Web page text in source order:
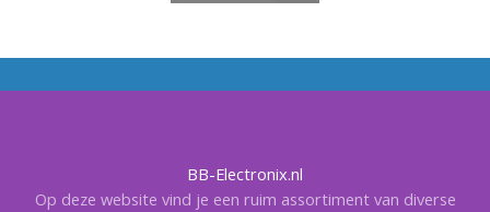
BB-Electronix.nl
Op deze website vind je een ruim assortiment van diverse